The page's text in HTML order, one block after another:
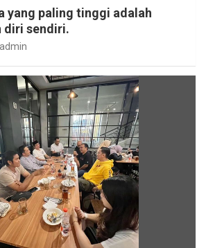
yang paling tinggi adalah
diri sendiri.
admin